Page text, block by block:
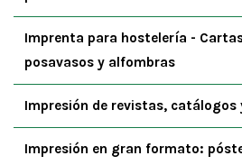
Imprenta para hostelería -
posavasos y alfombras
Impresión de revistas,
Impresión en gran formato: